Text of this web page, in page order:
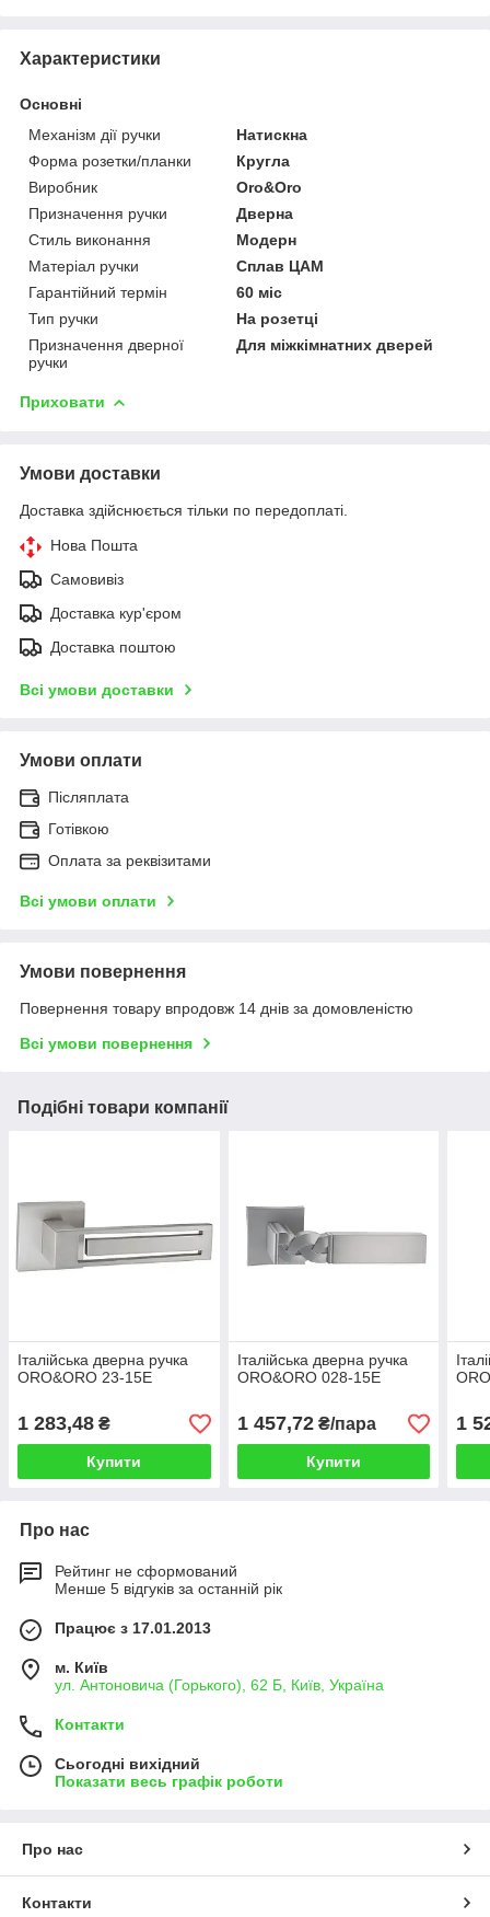
Характеристики
Основні
Механізм дії ручки
Натискна
Форма розетки/планки
Кругла
Виробник
Oro&Oro
Призначення ручки
Дверна
Стиль виконання
Модерн
Матеріал ручки
Сплав ЦАМ
Гарантійний термін
60 міс
Тип ручки
На розетці
Призначення дверної
ручки
Для міжкімнатних дверей
Приховати
Умови доставки
Доставка здійснюється тільки по передоплаті.
Нова Пошта
Самовивіз
Доставка кур'єром
Доставка поштою
Всі умови доставки
Умови оплати
Післяплата
Готівкою
Оплата за реквізитами
Всі умови оплати
Умови повернення
Повернення товару впродовж 14 днів за домовленістю
Всі умови повернення
Подібні товари компанії
Італійська дверна ручка
ORO&ORO 23-15E
1 283,48 ₴
Купити
Італійська дверна ручка
ORO&ORO 028-15E
1 457,72₴/пара
Купити
1
Про нас
Рейтинг не сформований
Менше 5 відгуків за останній рік
Працює з 17.01.2013
м. Київ
ул. Антоновича (Горького), 62 Б, Київ, Україна
Контакти
Сьогодні вихідний
Показати весь графік роботи
Про нас
Контакти